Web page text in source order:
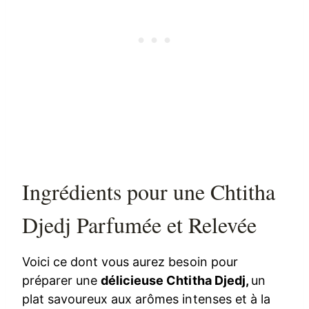
Ingrédients pour une Chtitha
Djedj Parfumée et Relevée
Voici ce dont vous aurez besoin pour
préparer unedélicieuse Chtitha Djedj, un
plat savoureux aux arômes intenses et à la